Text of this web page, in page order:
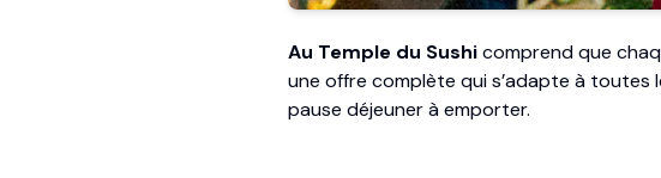
Au Temple du Sushicomprend que
une offre complète qui s’adapte à toutes
pause déjeuner à emporter.